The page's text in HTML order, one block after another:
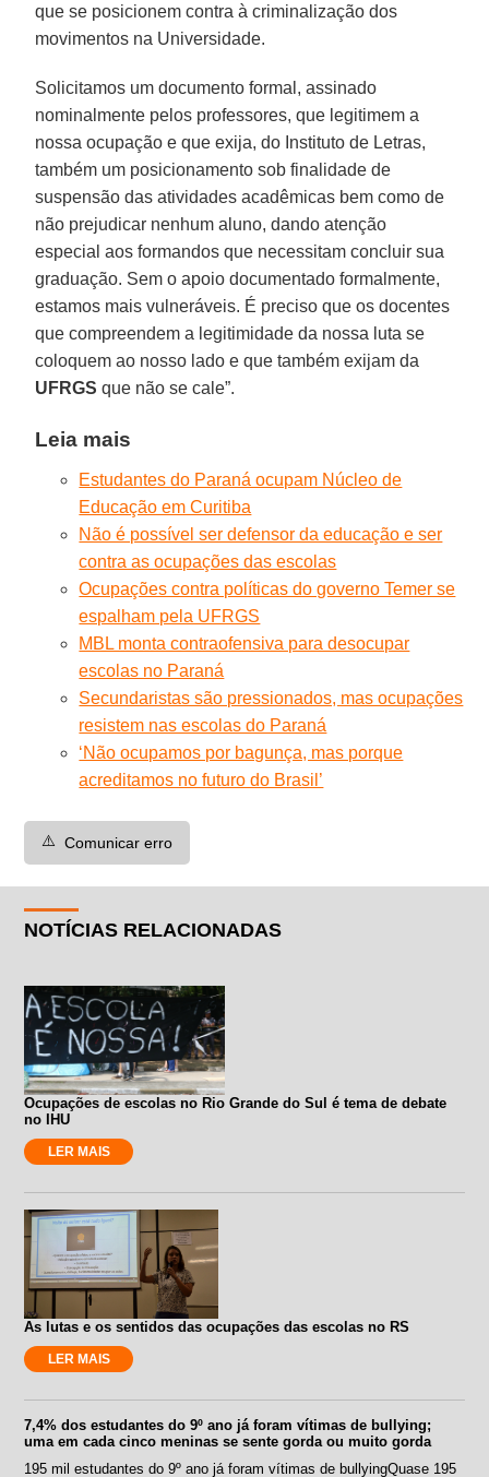
que se posicionem contra à criminalização dos
movimentos na Universidade.
Solicitamos um documento formal, assinado
nominalmente pelos professores, que legitimem a
nossa ocupação e que exija, do Instituto de Letras,
também um posicionamento sob finalidade de
suspensão das atividades acadêmicas bem como de
não prejudicar nenhum aluno, dando atenção
especial aos formandos que necessitam concluir sua
graduação. Sem o apoio documentado formalmente,
estamos mais vulneráveis. É preciso que os docentes
que compreendem a legitimidade da nossa luta se
coloquem ao nosso lado e que também exijam da
UFRGS que não se cale”.
Leia mais
Estudantes do Paraná ocupam Núcleo de
Educação em Curitiba
Não é possível ser defensor da educação e ser
contra as ocupações das escolas
Ocupações contra políticas do governo Temer se
espalham pela UFRGS
MBL monta contraofensiva para desocupar
escolas no Paraná
Secundaristas são pressionados, mas ocupações
resistem nas escolas do Paraná
‘Não ocupamos por bagunça, mas porque
acreditamos no futuro do Brasil’
⚠️ Comunicar erro
NOTÍCIAS RELACIONADAS
Ocupações de escolas no Rio Grande do Sul é tema de debate
no IHU
LER MAIS
As lutas e os sentidos das ocupações das escolas no RS
LER MAIS
7,4% dos estudantes do 9º ano já foram vítimas de bullying;
uma em cada cinco meninas se sente gorda ou muito gorda
195 mil estudantes do 9º ano já foram vítimas de bullyingQuase 195